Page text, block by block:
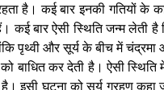
है। कई बार इनकी गतियों
कई बार ऐसी स्थिति जन्म
पृथ्वी और सूर्य के बीच में
बाधित कर देती है। ऐसी
इसी घटना को सूर्य ग्रहण